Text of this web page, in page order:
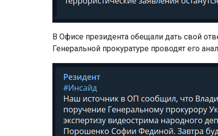
В Офисе президента обещали дать свой
Генеральной прокуратуре проводят его